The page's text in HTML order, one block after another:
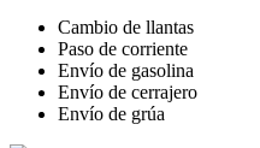
Cambio de llantas
Paso de corriente
Envío de gasolina
Envío de cerrajero
Envío de grúa